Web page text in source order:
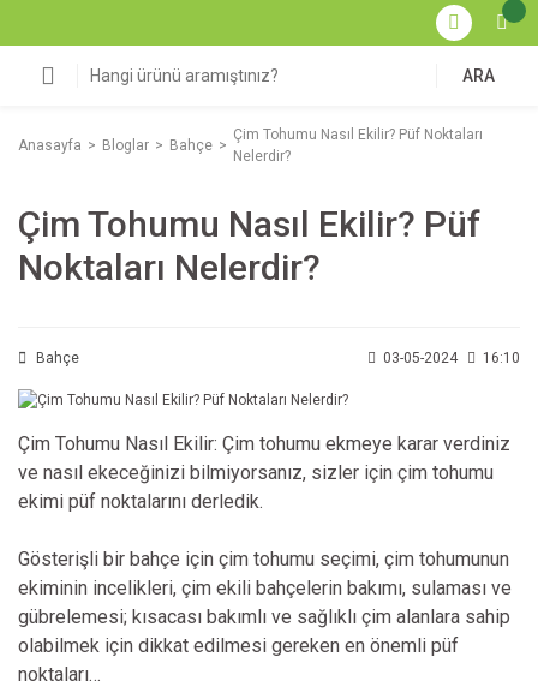
ARA
Anasayfa Bloglar Bahçe
Çim Tohumu Nasıl Ekilir? Püf Noktaları
Nelerdir?
Çim Tohumu Nasıl Ekilir? Püf
Noktaları Nelerdir?
Bahçe 03-05-2024 16:10
Çim Tohumu Nasıl Ekilir: Çim tohumu ekmeye karar verdiniz
ve nasıl ekeceğinizi bilmiyorsanız, sizler için çim tohumu
ekimi püf noktalarını derledik.
Gösterişli bir bahçe için çim tohumu seçimi, çim tohumunun
ekiminin incelikleri, çim ekili bahçelerin bakımı, sulaması ve
gübrelemesi; kısacası bakımlı ve sağlıklı çim alanlara sahip
olabilmek için dikkat edilmesi gereken en önemli püf
noktaları…